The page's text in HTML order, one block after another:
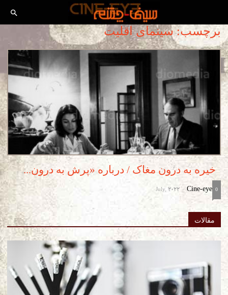
برچسب: سینمای اقلیت
خیره به درون مغاک / درباره «پرش به درون...
Cine-eye
-
July, 2022 0
مقالات